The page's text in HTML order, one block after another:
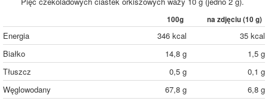
100g na zdjęciu (10 g)
Energia 346 kcal
35 kcal
Białko
14,8 g
1,5 g
Tłuszcz
0,5 g
0,1 g
Węglowodany
67,8 g
6,8 g